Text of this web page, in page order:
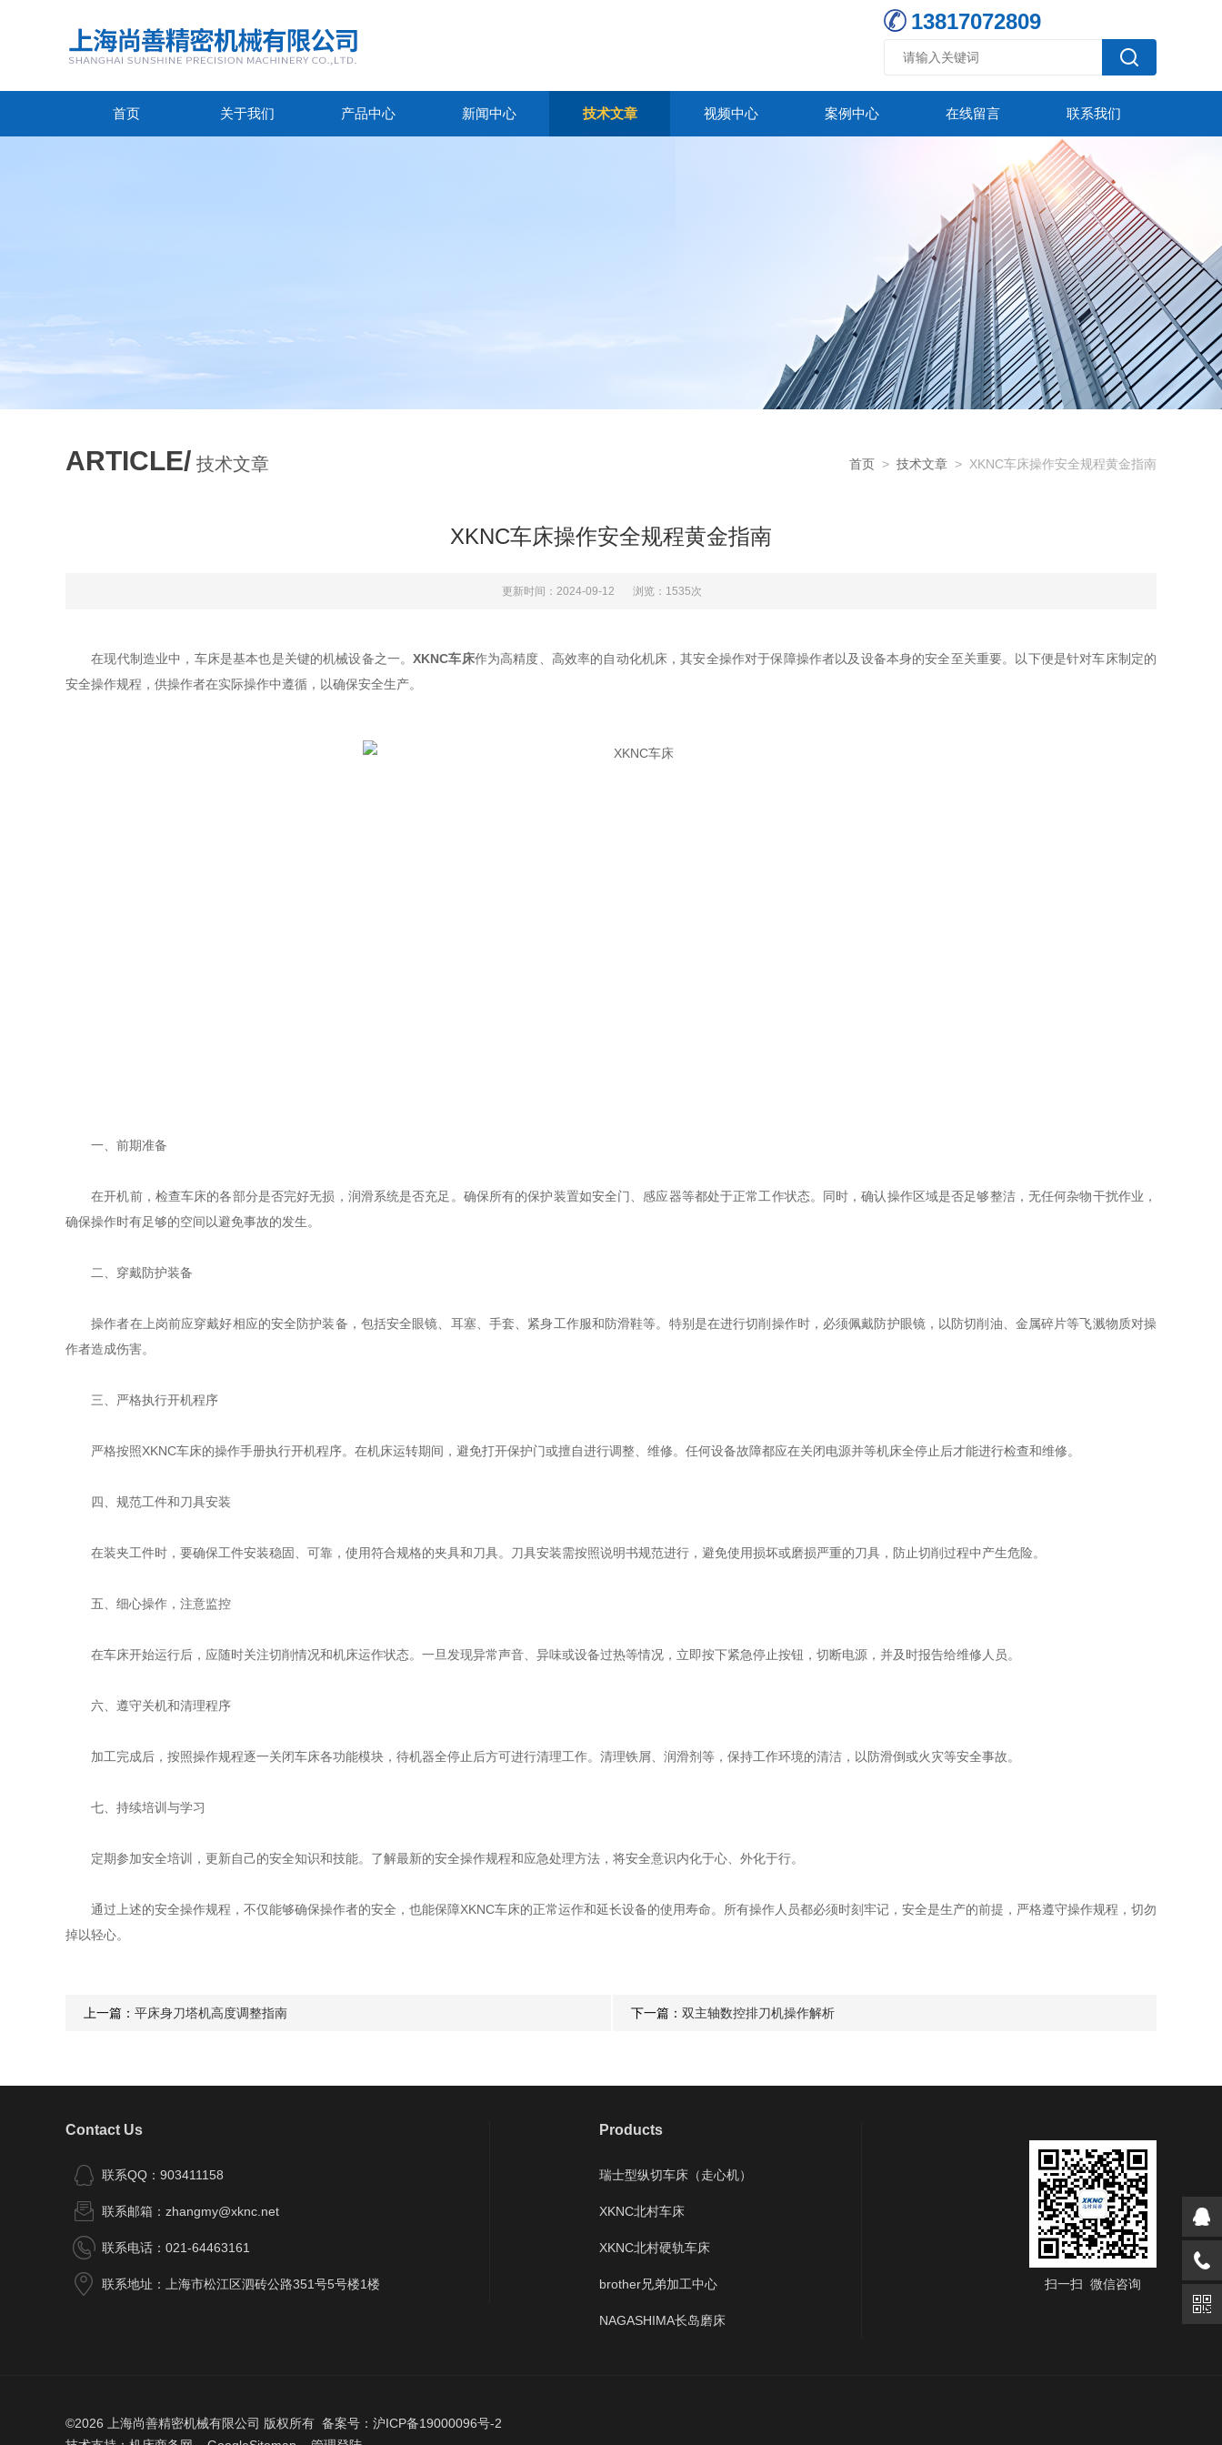
13817072809
首页 关于我们 产品中心 新闻中心 技术文章 视频中心 案例中心 在线留言 联系我们
ARTICLE/ 技术文章 首页 > 技术文章 > XKNC车床操作安全规程黄金指南
XKNC车床操作安全规程黄金指南
更新时间：2024-09-12 浏览：1535次
在现代制造业中，车床是基本也是关键的机械设备之一。XKNC车床作为高精度、高效率的自动化机床，其安全操作对于保障操作者以及设备本身的安全至关重要。以下便是针对车床制定的
安全操作规程，供操作者在实际操作中遵循，以确保安全生产。
一、前期准备
在开机前，检查车床的各部分是否完好无损，润滑系统是否充足。确保所有的保护装置如安全门、感应器等都处于正常工作状态。同时，确认操作区域是否足够整洁，无任何杂物干扰作业，
确保操作时有足够的空间以避免事故的发生。
二、穿戴防护装备
操作者在上岗前应穿戴好相应的安全防护装备，包括安全眼镜、耳塞、手套、紧身工作服和防滑鞋等。特别是在进行切削操作时，必须佩戴防护眼镜，以防切削油、金属碎片等飞溅物质对操
作者造成伤害。
三、严格执行开机程序
严格按照XKNC车床的操作手册执行开机程序。在机床运转期间，避免打开保护门或擅自进行调整、维修。任何设备故障都应在关闭电源并等机床全停止后才能进行检查和维修。
四、规范工件和刀具安装
在装夹工件时，要确保工件安装稳固、可靠，使用符合规格的夹具和刀具。刀具安装需按照说明书规范进行，避免使用损坏或磨损严重的刀具，防止切削过程中产生危险。
五、细心操作，注意监控
在车床开始运行后，应随时关注切削情况和机床运作状态。一旦发现异常声音、异味或设备过热等情况，立即按下紧急停止按钮，切断电源，并及时报告给维修人员。
六、遵守关机和清理程序
加工完成后，按照操作规程逐一关闭车床各功能模块，待机器全停止后方可进行清理工作。清理铁屑、润滑剂等，保持工作环境的清洁，以防滑倒或火灾等安全事故。
七、持续培训与学习
定期参加安全培训，更新自己的安全知识和技能。了解最新的安全操作规程和应急处理方法，将安全意识内化于心、外化于行。
通过上述的安全操作规程，不仅能够确保操作者的安全，也能保障XKNC车床的正常运作和延长设备的使用寿命。所有操作人员都必须时刻牢记，安全是生产的前提，严格遵守操作规程，切勿
掉以轻心。
上一篇： 平床身刀塔机高度调整指南 下一篇： 双主轴数控排刀机操作解析
Contact Us
联系QQ：903411158
联系邮箱：zhangmy@xknc.net
联系电话：021-64463161
联系地址：上海市松江区泗砖公路351号5号楼1楼
Products
瑞士型纵切车床（走心机）
XKNC北村车床
XKNC北村硬轨车床
brother兄弟加工中心
NAGASHIMA长岛磨床
扫一扫 微信咨询
©2026 上海尚善精密机械有限公司 版权所有 备案号： 沪ICP备19000096号-2